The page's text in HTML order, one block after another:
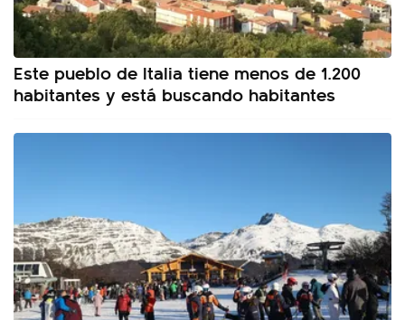
Este pueblo de Italia tiene menos de 1.200
habitantes y está buscando habitantes